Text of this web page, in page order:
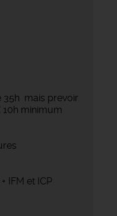
35h mais prevoir
minimum
IFM et ICP